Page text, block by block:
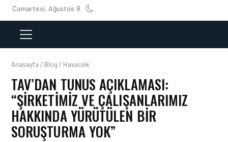
Cumartesi, Ağustos 8
Anasayfa / Blog / Havacılık
TAV’DAN TUNUS AÇIKLAMASI:
“ŞIRKETIMIZ VE ÇALIŞANLARIMIZ
HAKKINDA YÜRÜTÜLEN BIR
SORUŞTURMA YOK”